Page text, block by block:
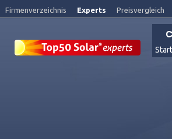
Firmenverzeichnis Experts Preisvergleich